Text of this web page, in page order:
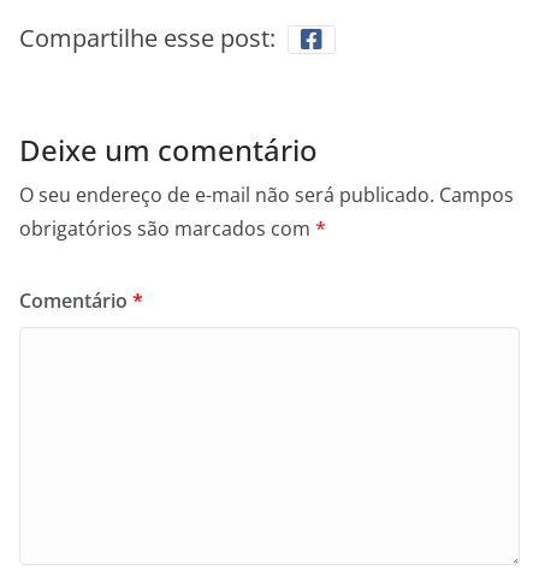
Compartilhe esse post:
Deixe um comentário
O seu endereço de e-mail não será publicado. Campos
obrigatórios são marcados com *
Comentário *